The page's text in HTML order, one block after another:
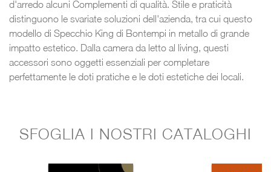
d'arredo alcuni Complementi di qualità. Stile e praticità
distinguono le svariate soluzioni dell'azienda, tra cui questo
modello di Specchio King di Bontempi in metallo di grande
impatto estetico. Dalla camera da letto al living, questi
accessori sono oggetti essenziali per completare
perfettamente le doti pratiche e le doti estetiche dei locali.
SFOGLIA I NOSTRI CATALOGHI